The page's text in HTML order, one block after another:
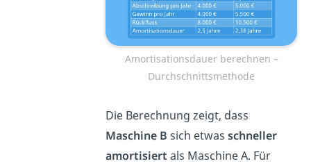
Amortisationsdauer berechnen –
Durchschnittsmethode
Die Berechnung zeigt, dass
Maschine B sich etwasschneller
amortisiert als Maschine A. Für